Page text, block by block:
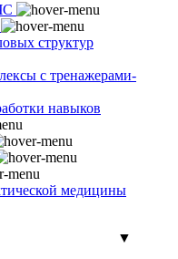
структур
с тренажерами-
навыков
медицины
▼